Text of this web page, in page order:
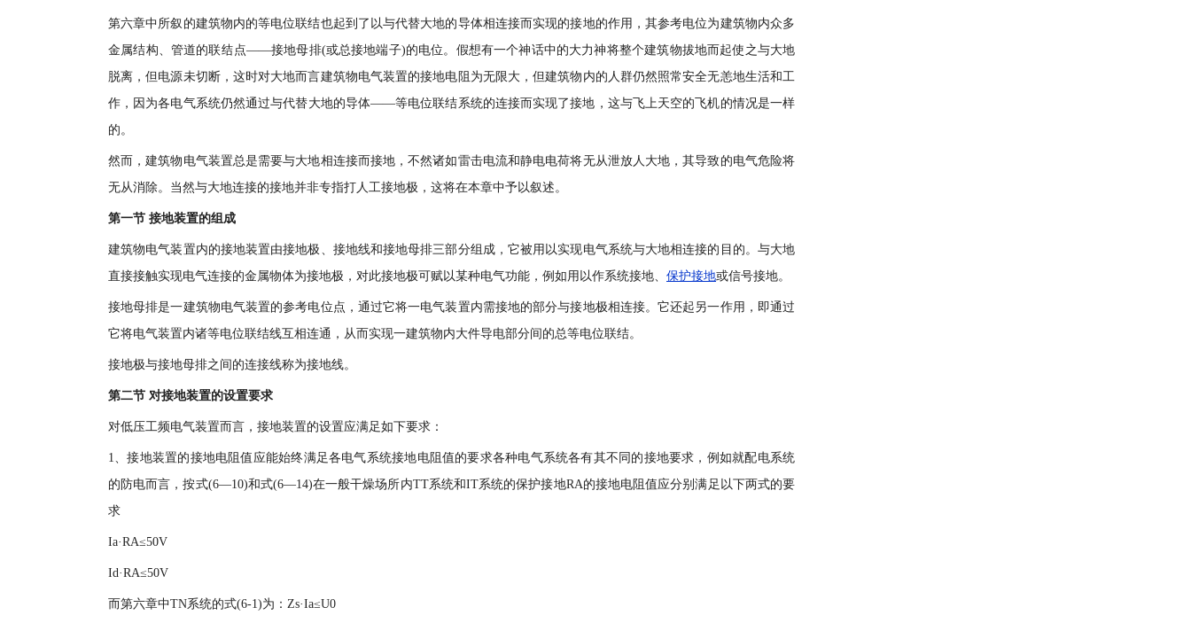
第六章中所叙的建筑物内的等电位联结也起到了以与代替大地的导体相连接而实现的接地的作用，其参考电位为建筑物内众多
金属结构、管道的联结点——接地母排(或总接地端子)的电位。假想有一个神话中的大力神将整个建筑物拔地而起使之与大地
脱离，但电源未切断，这时对大地而言建筑物电气装置的接地电阻为无限大，但建筑物内的人群仍然照常安全无恙地生活和工
作，因为各电气系统仍然通过与代替大地的导体——等电位联结系统的连接而实现了接地，这与飞上天空的飞机的情况是一样
的。
然而，建筑物电气装置总是需要与大地相连接而接地，不然诸如雷击电流和静电电荷将无从泄放人大地，其导致的电气危险将
无从消除。当然与大地连接的接地并非专指打人工接地极，这将在本章中予以叙述。
第一节 接地装置的组成
建筑物电气装置内的接地装置由接地极、接地线和接地母排三部分组成，它被用以实现电气系统与大地相连接的目的。与大地
直接接触实现电气连接的金属物体为接地极，对此接地极可赋以某种电气功能，例如用以作系统接地、 保护接地或信号接地。
接地母排是一建筑物电气装置的参考电位点，通过它将一电气装置内需接地的部分与接地极相连接。它还起另一作用，即通过
它将电气装置内诸等电位联结线互相连通，从而实现一建筑物内大件导电部分间的总等电位联结。
接地极与接地母排之间的连接线称为接地线。
第二节 对接地装置的设置要求
对低压工频电气装置而言，接地装置的设置应满足如下要求：
1、接地装置的接地电阻值应能始终满足各电气系统接地电阻值的要求各种电气系统各有其不同的接地要求，例如就配电系统
的防电而言，按式(6—10)和式(6—14)在一般干燥场所内TT系统和IT系统的保护接地RA的接地电阻值应分别满足以下两式的要
求
Ia·RA≤50V
Id·RA≤50V
而第六章中TN系统的式(6-1)为：Zs·Ia≤U0